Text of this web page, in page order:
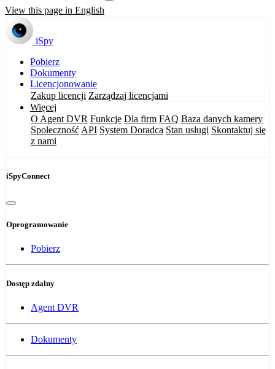
View this page in English
iSpy
Pobierz
Dokumenty
Licencjonowanie
Zakup licencji Zarządzaj licencjami
Więcej
O Agent DVR Funkcje Dla firm FAQ Baza danych kamery
Społeczność API System Doradca Stan usługi Skontaktuj się
z nami
iSpyConnect
Oprogramowanie
Pobierz
Dostęp zdalny
Agent DVR
Dokumenty